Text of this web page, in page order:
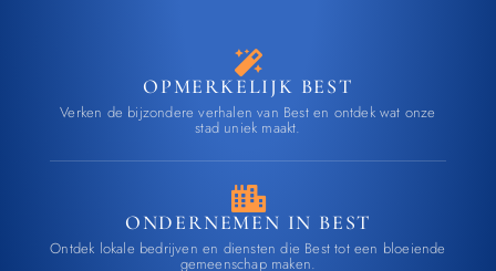
OPMERKELIJK BEST
Verken de bijzondere verhalen van Best en ontdek wat onze
stad uniek maakt.
ONDERNEMEN IN BEST
Ontdek lokale bedrijven en diensten die Best tot een bloeiende
gemeenschap maken.